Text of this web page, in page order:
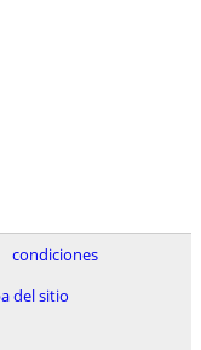
condiciones
del sitio